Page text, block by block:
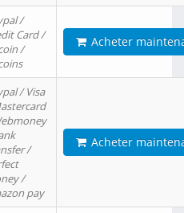
/
Card /
/
Acheter
/ Visa
/
/
pay
Acheter